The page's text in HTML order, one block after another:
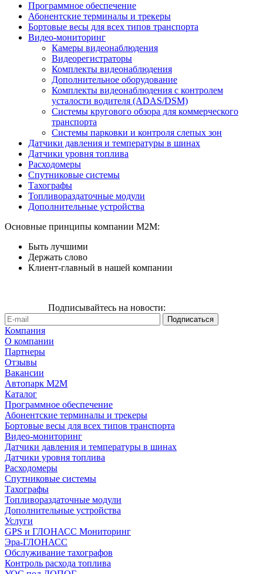
Программное обеспечение
Абонентские терминалы и трекеры
Бортовые весы для всех типов транспорта
Видео-мониторинг
Камеры видеонаблюдения
Видеорегистраторы
Комплекты видеонаблюдения
Дополнительное оборудование
Комплекты видеонаблюдения с контролем
усталости водителя (ADAS/DSM)
Системы кругового обзора для коммерческого
транспорта
Системы парковки и контроля слепых зон
Датчики давления и температуры в шинах
Датчики уровня топлива
Расходомеры
Спутниковые системы
Тахографы
Топливораздаточные модули
Дополнительные устройства
Основные принципы компании М2М:
Быть лучшими
Держать слово
Клиент-главный в нашей компании
Подписывайтесь на новости:
Компания
О компании
Партнеры
Отзывы
Вакансии
Автопарк М2М
Каталог
Программное обеспечение
Абонентские терминалы и трекеры
Бортовые весы для всех типов транспорта
Видео-мониторинг
Датчики давления и температуры в шинах
Датчики уровня топлива
Расходомеры
Спутниковые системы
Тахографы
Топливораздаточные модули
Дополнительные устройства
Услуги
GPS и ГЛОНАСС Мониторинг
Эра-ГЛОНАСС
Обслуживание тахографов
Контроль расхода топлива